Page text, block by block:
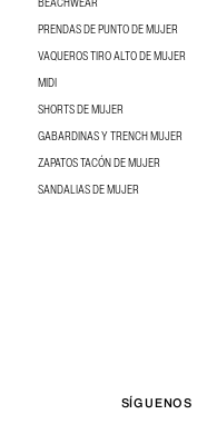
PRENDAS DE PUNTO DE MUJER
VAQUEROS TIRO ALTO DE MUJER
MIDI
SHORTS DE MUJER
GABARDINAS Y TRENCH MUJER
ZAPATOS TACÓN DE MUJER
SANDALIAS DE MUJER
SÍGUENOS